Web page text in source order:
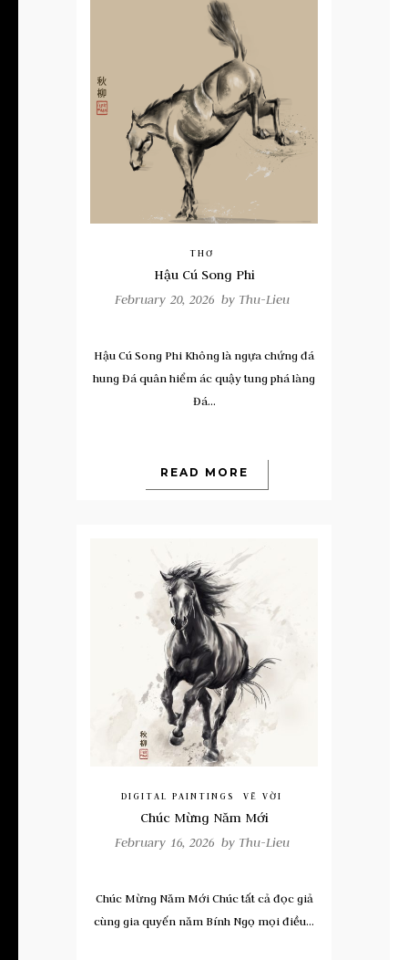
THƠ
Hậu Cú Song Phi
February 20, 2026 by Thu-Lieu
Hậu Cú Song Phi Không là ngựa chứng đá
hung Đá quân hiểm ác quậy tung phá làng
Đá...
READ MORE
DIGITAL PAINTINGS VẼ VỜI
Chúc Mừng Năm Mới
February 16, 2026 by Thu-Lieu
Chúc Mừng Năm Mới Chúc tất cả đọc giả
cùng gia quyến năm Bính Ngọ mọi điều...